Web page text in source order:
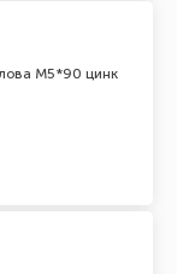
М5*90 цинк